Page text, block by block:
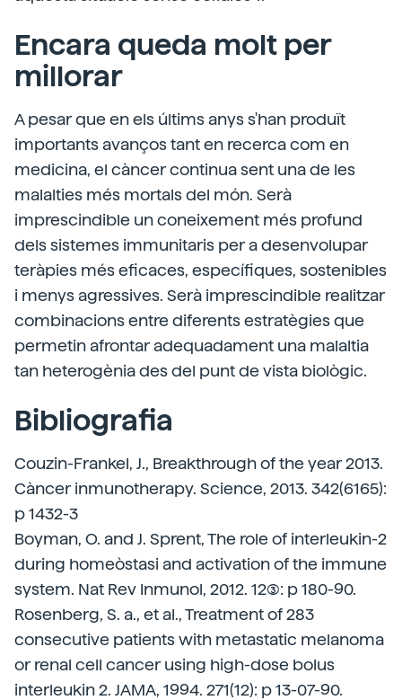
Encara queda molt per
millorar
A pesar que en els últims anys s'han produït
importants avanços tant en recerca com en
medicina, el càncer continua sent una de les
malalties més mortals del món. Serà
imprescindible un coneixement més profund
dels sistemes immunitaris per a desenvolupar
teràpies més eficaces, específiques, sostenibles
i menys agressives. Serà imprescindible realitzar
combinacions entre diferents estratègies que
permetin afrontar adequadament una malaltia
tan heterogènia des del punt de vista biològic.
Bibliografia
Couzin-Frankel, J., Breakthrough of the year 2013.
Càncer inmunotherapy. Science, 2013. 342(6165):
p 1432-3
Boyman, O. and J. Sprent, The role of interleukin-2
during homeòstasi and activation of the immune
system. Nat Rev Inmunol, 2012. 12(3): p 180-90.
Rosenberg, S. a., et al., Treatment of 283
consecutive patients with metastatic melanoma
or renal cell cancer using high-dose bolus
interleukin 2. JAMA, 1994. 271(12): p 13-07-90.